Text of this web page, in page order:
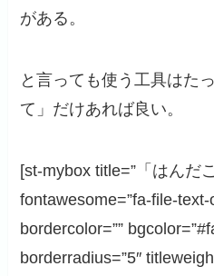
がある。
と言っても使う工具はた
て」だけあれば良い。
[st-mybox title=”「はんだ
fontawesome=”fa-file-text-
bordercolor=””
borderradius=”5″